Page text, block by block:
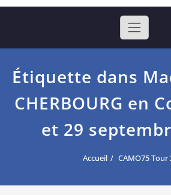
Étiquette dans
CHERBOURG en
et 29
Accueil CAMO75 Tour